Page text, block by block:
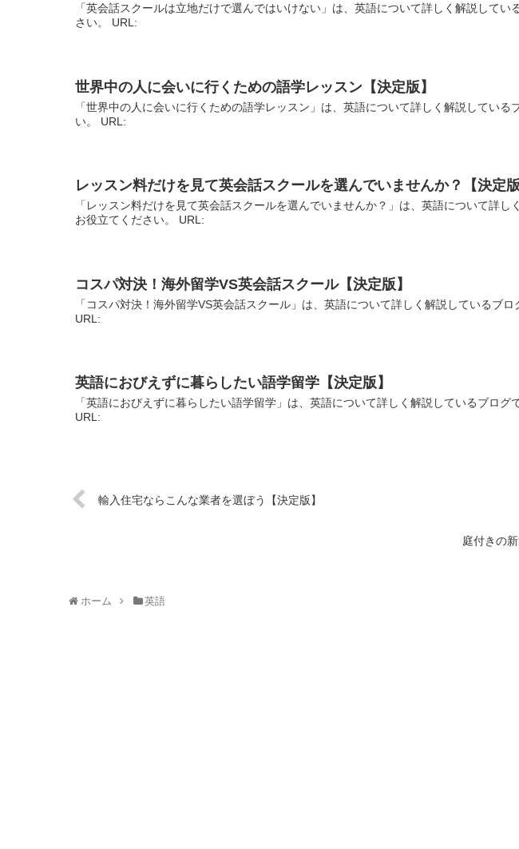
「英会話スクールは立地だけで選んではいけない」は、英語について詳しく解説して
さい。 URL:
世界中の人に会いに行くための語学レッスン【決定版】
「世界中の人に会いに行くための語学レッスン」は、英語について詳しく解説している
い。 URL:
レッスン料だけを見て英会話スクールを選んでいませんか？【決定版
「レッスン料だけを見て英会話スクールを選んでいませんか？」は、英語について詳し
お役立てください。 URL:
コスパ対決！海外留学VS英会話スクール【決定版】
「コスパ対決！海外留学VS英会話スクール」は、英語について詳しく解説しているブロ
URL:
英語におびえずに暮らしたい語学留学【決定版】
「英語におびえずに暮らしたい語学留学」は、英語について詳しく解説しているブログ
URL:
輸入住宅ならこんな業者を選ぼう【決定版】
庭付きの
ホーム 英語